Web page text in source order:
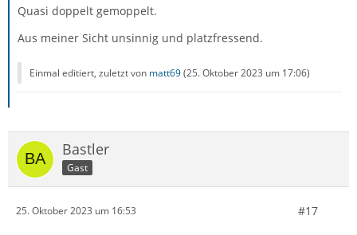
Quasi doppelt gemoppelt.
Aus meiner Sicht unsinnig und platzfressend.
Einmal editiert, zuletzt von matt69(25. Oktober 2023 um 17:06)
Bastler
Gast
25. Oktober 2023 um 16:53 #17